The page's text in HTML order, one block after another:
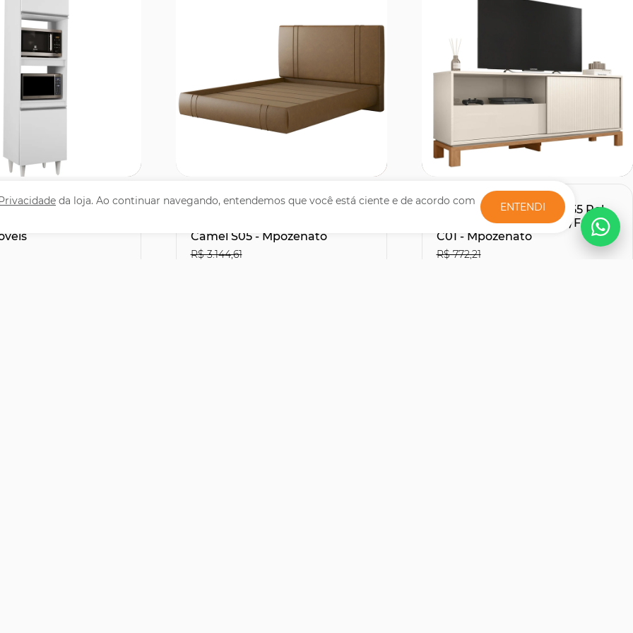
da loja. Ao continuar navegando, entendemos que você está ciente e de acordo com
ENTENDI
Torre
Cama Queen Flutuante Com
Camel S05 - Mpozenato
R$ 3.144,61
Rack Bancada Para TV 55 Pol
150cm Lucca Off White/Freijó
C01 - Mpozenato
R$ 772,21
Comprar